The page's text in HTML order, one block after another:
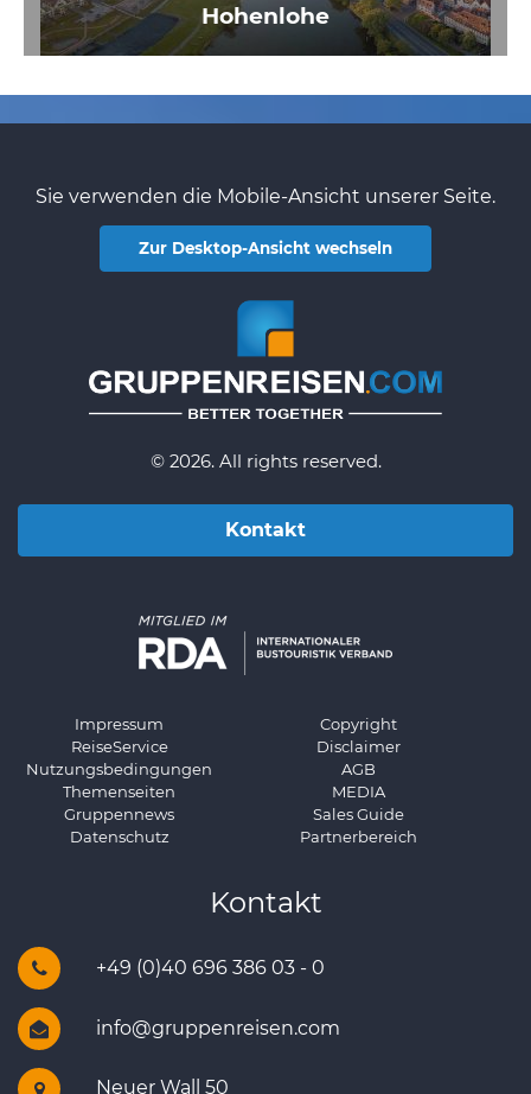
Hohenlohe
Sie verwenden die Mobile-Ansicht unserer Seite.
Zur Desktop-Ansicht wechseln
© 2026. All rights reserved.
Kontakt
Impressum
ReiseService
Nutzungsbedingungen
Themenseiten
Gruppennews
Datenschutz
Copyright
Disclaimer
AGB
MEDIA
Sales Guide
Partnerbereich
Kontakt
+49 (0)40 696 386 03 - 0
info@gruppenreisen.com
Neuer Wall 50